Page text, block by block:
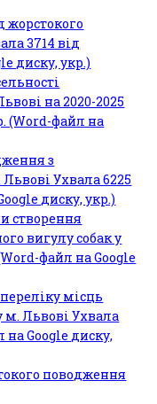
жорстокого
3714 від
диску, укр.)
на 2020-2025
(Word-файл на
з
Ухвала 6225
диску, укр.)
створення
вигулу собак у
файл на Google
місць
м. Львові Ухвала
на Google диску,
поводження